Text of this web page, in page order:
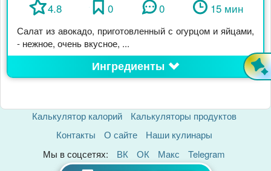
4.8 0 0 15 мин
Салат из авокадо, приготовленный с огурцом и яйцами,
- нежное, очень вкусное, ...
Ингредиенты
Калькулятор калорий
Калькуляторы продуктов
Контакты
О сайте
Наши кулинары
Мы в соцсетях:
ВК ОК Макс Telegram